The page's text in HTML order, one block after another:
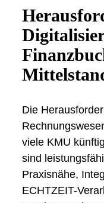
Die
viele KMU
sind
Praxisnähe,
ECHTZEIT-